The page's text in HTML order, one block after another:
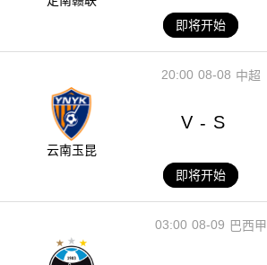
即将开始
08-08
20:00 中超
云南玉昆
V - S
即将开始
08-09
03:00 巴西甲